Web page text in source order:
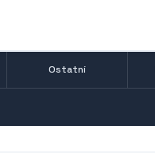
Ostatní